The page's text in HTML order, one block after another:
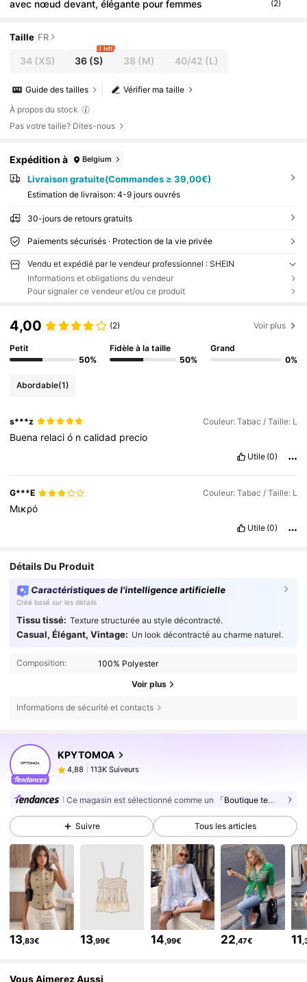
avec nœud devant, élégante pour femmes
(2)
Taille FR
34(XS) 36 (S)
1 left
38 (M) 40/42 (L)
Vérifier ma taille
Guide des tailles
À propos du stock
Pas votre taille? Dites-nous
Expédition à Belgium
Livraison gratuite(Commandes ≥ 39,00€)
Estimation de livraison: 4-9 jours ouvrés
30-jours de retours gratuits
Paiements sécurisés · Protection de la vie privée
Vendu et expédié par le vendeur professionnel : SHEIN
Informations et obligations du vendeur
Pour signaler ce vendeur et/ou ce produit
4,00 (2) Voir plus
Petit
50%
Fidèle à la taille
50%
Grand
0%
Abordable(1)
s***z Couleur: Tabac / Taille: L
Buena relació ncalidad precio
Utile (0)
G***E Couleur: Tabac / Taille: L
Μικρό
Utile (0)
Détails Du Produit
Caractéristiques de l'intelligence artificielle
Créé basé sur les détails
Tissu tissé: Texture structurée au style décontracté.
Casual, Élégant, Vintage: Un look décontracté au charme naturel.
Composition: 100% Polyester
Voir plus
Informations de sécurité et contacts
KPYTOMOA
4,88
113K Suiveurs
l***2 est en train de naviguer
4,88 113K Suiveurs
4,88 113K Suiveurs
113K Suiveurs
4,88 113K Suiveurs
4,88
4,88 113K Suiveurs
Ce magasin est sélectionné comme un 「Boutique tendance」
Suivre Tous les articles
13,83€ 13,99€ 14,99€ 22,47€ 11
Vous Aimerez Aussi